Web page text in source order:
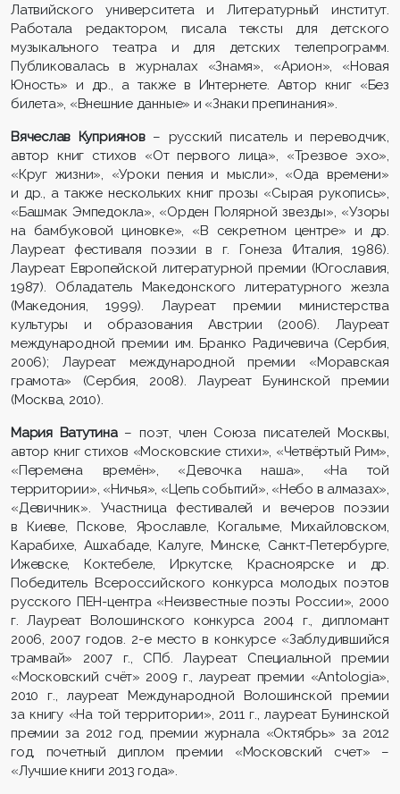
Латвийского университета и Литературный институт.
Работала редактором, писала тексты для детского
музыкального театра и для детских телепрограмм.
Публиковалась в журналах «Знамя», «Арион», «Новая
Юность» и др., а также в Интернете. Автор книг «Без
билета», «Внешние данные» и «Знаки препинания».
Вячеслав Куприянов– русский писатель и переводчик,
автор книг стихов «От первого лица», «Трезвое эхо»,
«Круг жизни», «Уроки пения и мысли», «Ода времени»
и др., а также нескольких книг прозы «Сырая рукопись»,
«Башмак Эмпедокла», «Орден Полярной звезды», «Узоры
на бамбуковой циновке», «В секретном центре» и др.
Лауреат фестиваля поэзии в г. Гонеза (Италия, 1986).
Лауреат Европейской литературной премии (Югославия,
1987). Обладатель Македонского литературного жезла
(Македония, 1999). Лауреат премии министерства
культуры и образования Австрии (2006). Лауреат
международной премии им. Бранко Радичевича (Сербия,
2006); Лауреат международной премии «Моравская
грамота» (Сербия, 2008). Лауреат Бунинской премии
(Москва, 2010).
Мария Ватутина– поэт, член Союза писателей Москвы,
автор книг стихов «Московские стихи», «Четвёртый Рим»,
«Перемена времён», «Девочка наша», «На той
территории», «Ничья», «Цепь событий», «Небо в алмазах»,
«Девичник». Участница фестивалей и вечеров поэзии
в Киеве, Пскове, Ярославле, Когалыме, Михайловском,
Карабихе, Ашхабаде, Калуге, Минске, Санкт-Петербурге,
Ижевске, Коктебеле, Иркутске, Красноярске и др.
Победитель Всероссийского конкурса молодых поэтов
русского ПЕН-центра «Неизвестные поэты России», 2000
г. Лауреат Волошинского конкурса 2004 г., дипломант
2006, 2007 годов. 2-е место в конкурсе «Заблудившийся
трамвай» 2007 г., СПб. Лауреат Специальной премии
«Московский счёт» 2009 г., лауреат премии «Antologia»,
2010 г., лауреат Международной Волошинской премии
за книгу «На той территории», 2011 г., лауреат Бунинской
премии за 2012 год, премии журнала «Октябрь» за 2012
год, почетный диплом премии «Московский счет» –
«Лучшие книги 2013 года».